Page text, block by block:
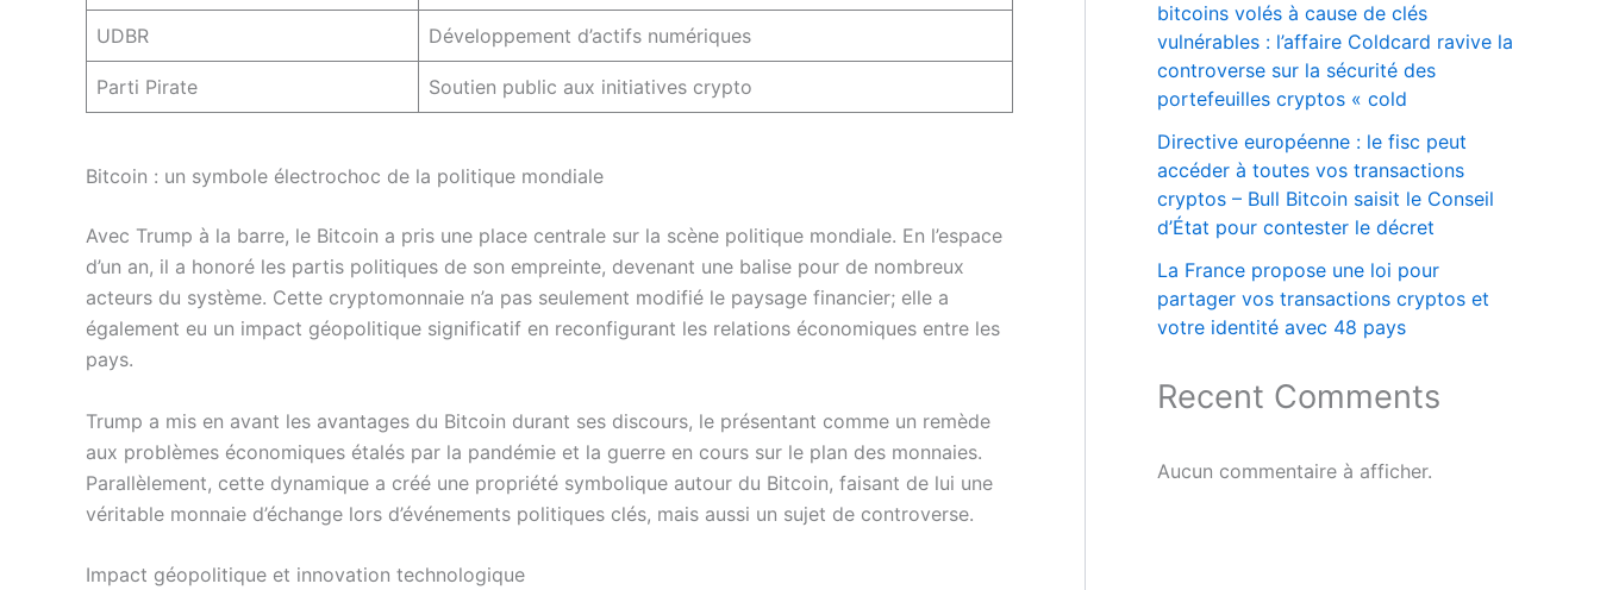
UDBR Développement d’actifs numériques
Parti Pirate Soutien public aux initiatives crypto
Bitcoin : un symbole électrochoc de la politique mondiale
Avec Trump à la barre, le Bitcoin a pris une place centrale sur la scène politique mondiale. En l’espace
d’un an, il a honoré les partis politiques de son empreinte, devenant une balise pour de nombreux
acteurs du système. Cette cryptomonnaie n’a pas seulement modifié le paysage financier; elle a
également eu un impact géopolitique significatif en reconfigurant les relations économiques entre les
pays.
Trump a mis en avant les avantages du Bitcoin durant ses discours, le présentant comme un remède
aux problèmes économiques étalés par la pandémie et la guerre en cours sur le plan des monnaies.
Parallèlement, cette dynamique a créé une propriété symbolique autour du Bitcoin, faisant de lui une
véritable monnaie d’échange lors d’événements politiques clés, mais aussi un sujet de controverse.
Impact géopolitique et innovation technologique
bitcoins volés à cause de clés
vulnérables : l’affaire Coldcard ravive la
controverse sur la sécurité des
portefeuilles cryptos « cold
Directive européenne : le fisc peut
accéder à toutes vos transactions
cryptos – Bull Bitcoin saisit le Conseil
d’État pour contester le décret
La France propose une loi pour
partager vos transactions cryptos et
votre identité avec 48 pays
Recent Comments
Aucun commentaire à afficher.